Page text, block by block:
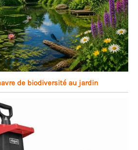
de biodiversité au jardin